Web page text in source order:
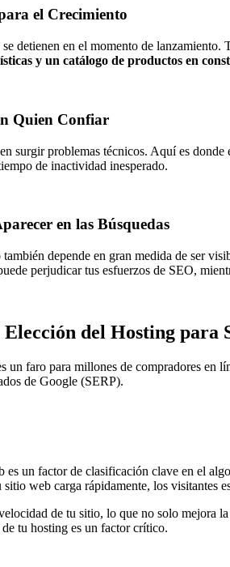
el Crecimiento
detienen en el momento de
y un catálogo de productos en
Quien Confiar
surgir problemas técnicos. Aquí es
de inactividad inesperado.
en las Búsquedas
depende en gran medida de ser
perjudicar tus esfuerzos de SEO,
del Hosting para
un faro para millones de compradores en
de Google (SERP).
un factor de clasificación clave en el
web carga rápidamente, los visitantes
de tu sitio, lo que no solo mejora
tu hosting es un factor crítico.